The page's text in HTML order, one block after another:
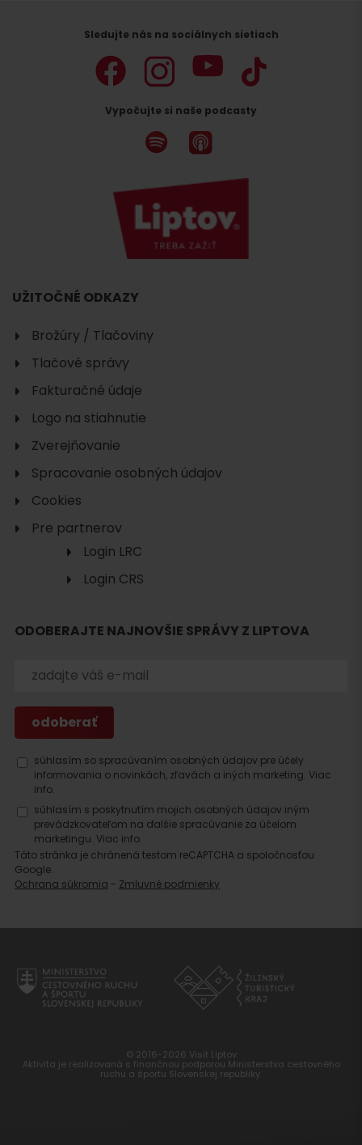
ubytovanie
Sledujte nás na sociálnych sietiach
Vypočujte si naše podcasty
UŽITOČNÉ ODKAZY
Brožúry / Tlačoviny
Tlačové správy
Fakturačné údaje
Logo na stiahnutie
Zverejňovanie
Spracovanie osobných údajov
Cookies
Pre partnerov
Login LRC
Login CRS
ODOBERAJTE NAJNOVŠIE SPRÁVY Z LIPTOVA
súhlasím so spracúvaním osobných údajov pre účely
informovania o novinkách, zľavách a iných marketing. Viac
info.
súhlasím s poskytnutím mojich osobných údajov iným
prevádzkovateľom na ďalšie spracúvanie za účelom
marketingu. Viac info.
Táto stránka je chránená testom reCAPTCHA a spoločnosťou
Google.
Ochrana súkromia - Zmluvné podmienky
© 2016-2026 Visit Liptov
Aktivita je realizovaná s finančnou podporou Ministerstva cestovného
ruchu a športu Slovenskej republiky.